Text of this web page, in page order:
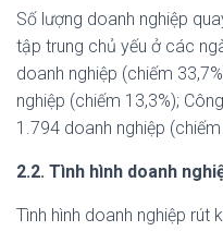
Số lượng doanh nghiệp
tập trung chủ yếu ở các
doanh nghiệp (chiếm
nghiệp (chiếm 13,3%);
1.794 doanh nghiệp (chiếm
2.2. Tình hình doanh
Tình hình doanh nghiệp rút